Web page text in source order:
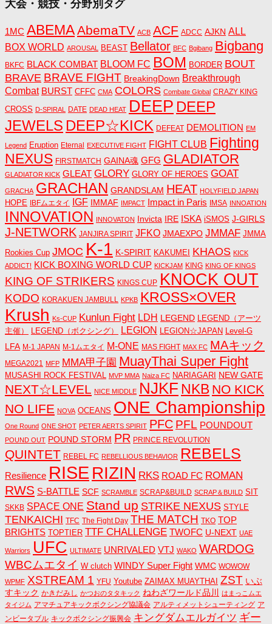
大会・競技・分野別タグ
1MC ABEMA AbemaTV ACB ACF ADCC AJKN ALL
BOX WORLD AROUSAL BEAST Bellator BFC Bgibang Bigbang
BKFC BLACK COMBAT BLOOM FC BOM BORDER BOUT
BRAVE BRAVE FIGHT BreakingDown Breakthrough
Combat BURST CFFC CMA COLORS Combate Global CRAZY KING
CROSS D-SPIRAL DATE DEAD HEAT DEEP DEEP
JEWELS DEEP☆KICK DEFEAT DEMOLITION EM
Legend Eruption Eternal EXECUTIVE FIGHT FIGHT CLUB Fighting
NEXUS FIRSTMATCH GAINA魂 GFG GLADIATOR
GLADIATOR KICK GLEAT GLORY GLORY OF HEROES GOAT
GRACHA GRACHAN GRANDSLAM HEAT HOLYFIELD JAPAN
HOPE IBFムエタイ IGF IMMAF IMPACT Impact in Paris IMSA INNOATION
INNOVATION INNOVATON Invicta IRE ISKA iSMOS J-GIRLS
J-NETWORK JANJIRA SPIRIT JFKO JMAEXPO JMMAF JMMA
Rookies Cup JMOC K-1 K-SPIRIT KAKUMEI KHAOS KICK
ADDICT! KICK BOXING WORLD CUP KICKJAM KING KING OF KINGS
KING OF STRIKERS KINGS CUP KNOCK OUT
KODO KORAKUEN JAMBULL KPKB KROSS×OVER
Krush Ks-CUP Kunlun Fight LDH LEGEND LEGEND（アーツ
主催）
LEGEND（ボクシング） LEGION LEGION☆JAPAN Level-G
LFA M-1 JAPAN M-1ムエタイ M-ONE MAS FIGHT MAX FC MAキック
MEGA2021 MFP MMA甲子園 MuayThai Super Fight
MUSASHI ROCK FESTIVAL MVP MMA Naiza FC NARIAGARI NEW GATE
NEXT☆LEVEL NICE MIDDLE NJKF NKB NO KICK
NO LIFE NOVA OCEANS ONE Championship
One Round ONE SHOT PETER AERTS SPIRIT PFC PFL POUNDOUT
POUND OUT POUND STORM PR PRINCE REVOLUTION
QUINTET REBEL FC REBELLIOUS BEHAVIOR REBELS
Resilience RISE RIZIN RKS ROAD FC ROMAN
RWS S-BATTLE SCF SCRAMBLE SCRAP&BUILD SCRAP＆BUILD SIT
SKKB SPACE ONE Stand up STRIKE NEXUS STYLE
TENKAICHI TFC The Fight Day THE MATCH TKO TOP
BRIGHTS TOPTIER TTF CHALLENGE TWOFC U-NEXT UAE
Warriors UFC ULTIMATE UNRIVALED VTJ WAKO WARDOG
WBCムエタイ W clutch WINDY Super Fight WMC WOWOW
WPMF XSTREAM 1 YFU Youtube ZAIMAX MUAYTHAI ZST いぶ
すキック かきだみし かつおのタタキック ねわざワールド品川 はまっこムエ
タイジム アマチュアキックボクシング協議会 アルティメットシューティング ア
ンビータブル キックボクシング振興会 キングダムエルガイツ ギー